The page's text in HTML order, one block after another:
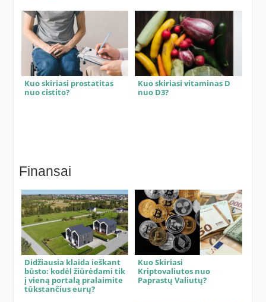
Kuo skiriasi prostatitas
nuo cistito?
Kuo skiriasi vitaminas D
nuo D3?
Finansai
Didžiausia klaida ieškant
būsto: kodėl žiūrėdami tik
į vieną portalą pralaimite
tūkstančius eurų?
Kuo Skiriasi
Kriptovaliutos nuo
Paprastų Valiutų?